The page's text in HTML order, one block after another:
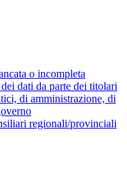
o incompleta
dati da parte dei titolari
di amministrazione, di
regionali/provinciali